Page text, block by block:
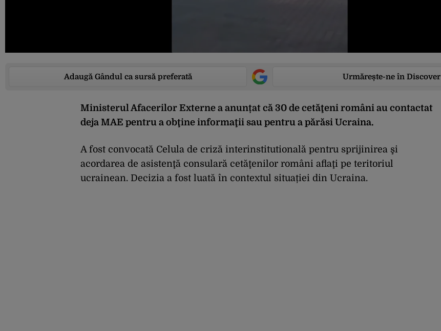
Adaugă Gândul ca sursă preferată Urmărește-ne în Discover
Ministerul Afacerilor Externe a anunțat că 30 de cetăţeni români au contactat
deja MAE pentru a obţine informaţii sau pentru a părăsi Ucraina.
A fost convocată Celula de criză interinstitutională pentru sprijinirea şi
acordarea de asistenţă consulară cetăţenilor români aflaţi pe teritoriul
ucrainean. Decizia a fost luată în contextul situației din Ucraina.